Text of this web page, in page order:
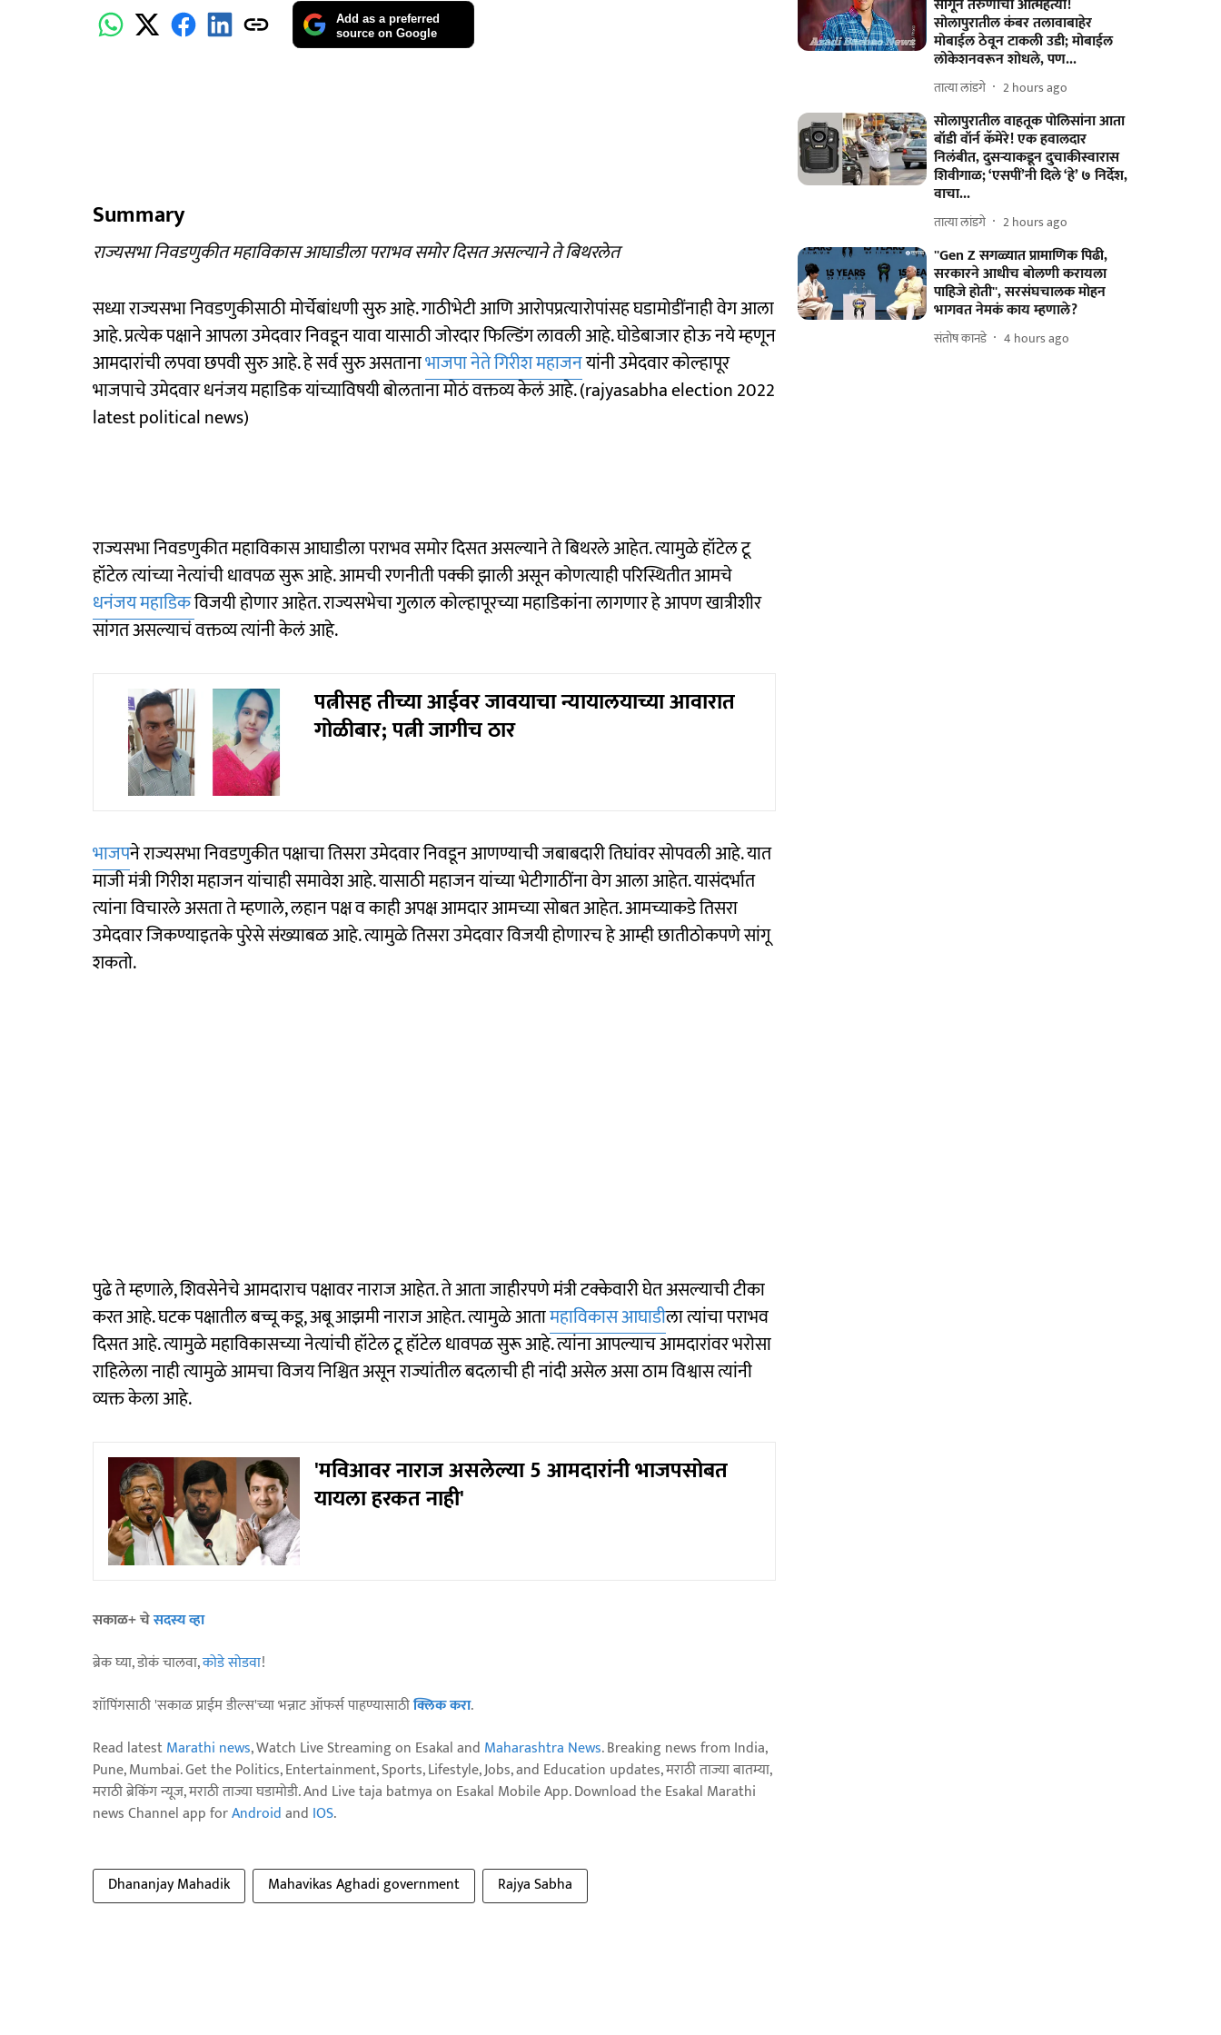
Add as a preferred
source on Google
Summary
राज्यसभा निवडणुकीत महाविकास आघाडीला पराभव समोर दिसत असल्याने ते बिथरलेत
सध्या राज्यसभा निवडणुकीसाठी मोर्चेबांधणी सुरु आहे. गाठीभेटी आणि आरोपप्रत्यारोपांसह घडामोडींनाही वेग आला
आहे. प्रत्येक पक्षाने आपला उमेदवार निवडून यावा यासाठी जोरदार फिल्डिंग लावली आहे. घोडेबाजार होऊ नये म्हणून
आमदारांची लपवा छपवी सुरु आहे. हे सर्व सुरु असतानाभाजपा नेते गिरीश महाजनयांनी उमेदवार कोल्हापूर
भाजपाचे उमेदवार धनंजय महाडिक यांच्याविषयी बोलताना मोठं वक्तव्य केलं आहे. (rajyasabha election 2022
latest political news)
राज्यसभा निवडणुकीत महाविकास आघाडीला पराभव समोर दिसत असल्याने ते बिथरले आहेत. त्यामुळे हॉटेल टू
हॉटेल त्यांच्या नेत्यांची धावपळ सुरू आहे. आमची रणनीती पक्की झाली असून कोणत्याही परिस्थितीत आमचे
धनंजय महाडिकविजयी होणार आहेत. राज्यसभेचा गुलाल कोल्हापूरच्या महाडिकांना लागणार हे आपण खात्रीशीर
सांगत असल्याचं वक्तव्य त्यांनी केलं आहे.
पत्नीसह तीच्या आईवर जावयाचा न्यायालयाच्या आवारात
गोळीबार; पत्नी जागीच ठार
भाजपने राज्यसभा निवडणुकीत पक्षाचा तिसरा उमेदवार निवडून आणण्याची जबाबदारी तिघांवर सोपवली आहे. यात
माजी मंत्री गिरीश महाजन यांचाही समावेश आहे. यासाठी महाजन यांच्या भेटीगाठींना वेग आला आहेत. यासंदर्भात
त्यांना विचारले असता ते म्हणाले, लहान पक्ष व काही अपक्ष आमदार आमच्या सोबत आहेत. आमच्याकडे तिसरा
उमेदवार जिकण्याइतके पुरेसे संख्याबळ आहे. त्यामुळे तिसरा उमेदवार विजयी होणारच हे आम्ही छातीठोकपणे सांगू
शकतो.
पुढे ते म्हणाले, शिवसेनेचे आमदाराच पक्षावर नाराज आहेत. ते आता जाहीरपणे मंत्री टक्केवारी घेत असल्याची टीका
करत आहे. घटक पक्षातील बच्चू कडू, अबू आझमी नाराज आहेत. त्यामुळे आतामहाविकास आघाडीला त्यांचा पराभव
दिसत आहे. त्यामुळे महाविकासच्या नेत्यांची हॉटेल टू हॉटेल धावपळ सुरू आहे. त्यांना आपल्याच आमदारांवर भरोसा
राहिलेला नाही त्यामुळे आमचा विजय निश्चित असून राज्यांतील बदलाची ही नांदी असेल असा ठाम विश्वास त्यांनी
व्यक्त केला आहे.
'मविआवर नाराज असलेल्या 5 आमदारांनी भाजपसोबत
यायला हरकत नाही'
सकाळ+ चेसदस्य व्हा
ब्रेक घ्या, डोकं चालवा,कोडे सोडवा!
शॉपिंगसाठी 'सकाळ प्राईम डील्स'च्या भन्नाट ऑफर्स पाहण्यासाठीक्लिक करा.
Read latestMarathi news, Watch Live Streaming on Esakal and Maharashtra News. Breaking news from India,
Pune, Mumbai. Get the Politics, Entertainment, Sports, Lifestyle, Jobs, and Education updates, मराठी ताज्या बातम्या,
मराठी ब्रेकिंग न्यूज, मराठी ताज्या घडामोडी. And Live taja batmya on Esakal Mobile App. Download the Esakal Marathi
news Channel app forAndroidand IOS.
Dhananjay Mahadik Mahavikas Aghadi government Rajya Sabha
सांगून तरुणाची आत्महत्या!
सोलापुरातील कंबर तलावाबाहेर
मोबाईल ठेवून टाकली उडी; मोबाईल
लोकेशनवरून शोधले, पण...
तात्या लांडगे 2 hours ago
सोलापुरातील वाहतूक पोलिसांना आता
बॉडी वॉर्न कॅमेरे! एक हवालदार
निलंबीत, दुसऱ्याकडून दुचाकीस्वारास
शिवीगाळ; ‘एसपीं’नी दिले ‘हे’ ७ निर्देश,
वाचा...
तात्या लांडगे 2 hours ago
''Gen Z सगळ्यात प्रामाणिक पिढी,
सरकारने आधीच बोलणी करायला
पाहिजे होती'', सरसंघचालक मोहन
भागवत नेमकं काय म्हणाले?
संतोष कानडे 4 hours ago